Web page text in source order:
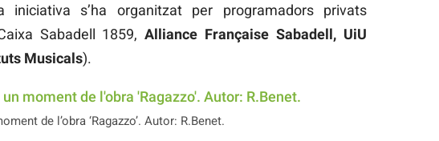
iniciativa s’ha organitzat per programadors privats
Sabadell 1859,Alliance Française Sabadell, UiU
Musicals).
de l’obra ‘Ragazzo’. Autor: R.Benet.